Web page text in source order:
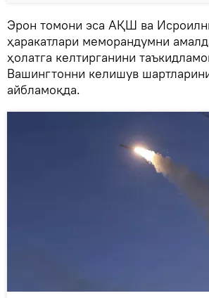
Эрон томони эса АҚШ ва
ҳаракатлари меморандумни
ҳолатга келтирганини
Вашингтонни келишув
айбламоқда.